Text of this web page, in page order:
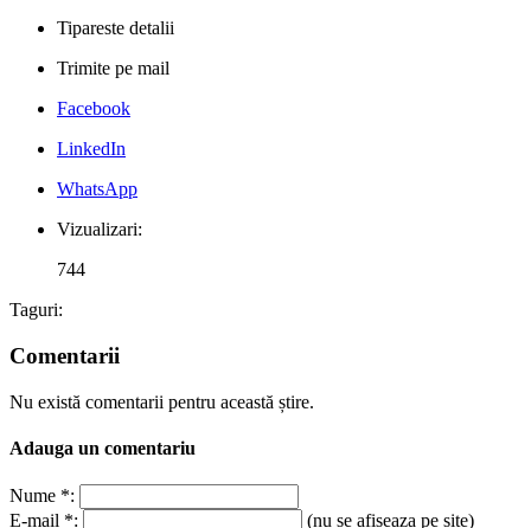
Tipareste detalii
Trimite pe mail
Facebook
LinkedIn
WhatsApp
Vizualizari:
744
Taguri:
Comentarii
Nu există comentarii pentru această știre.
Adauga un comentariu
Nume *:
E-mail *:
(nu se afiseaza pe site)